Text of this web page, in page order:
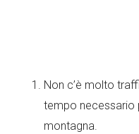
Non c’è molto
tempo necessario
montagna.